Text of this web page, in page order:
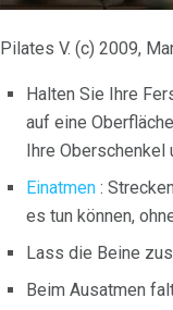
Pilates V. (c) 2009,
Halten Sie Ihre
auf eine
Ihre Oberschenkel
Einatmen :
es tun können,
Lass die Beine
Beim Ausatmen